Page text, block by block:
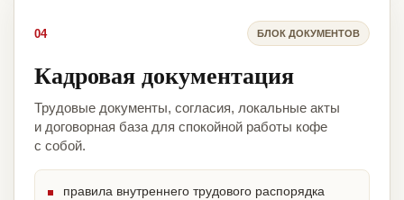
04 БЛОК ДОКУМЕНТОВ
Кадровая документация
Трудовые документы, согласия, локальные акты
и договорная база для спокойной работы кофе
с собой.
правила внутреннего трудового распорядка